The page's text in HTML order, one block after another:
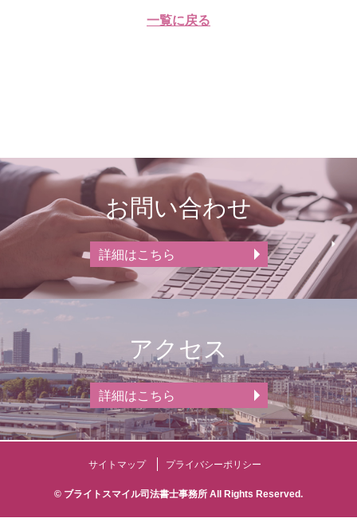
一覧に戻る
お問い合わせ
詳細はこちら
アクセス
詳細はこちら
サイトマップ プライバシーポリシー
© ブライトスマイル司法書士事務所 All Rights Reserved.